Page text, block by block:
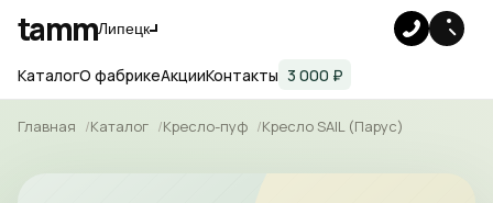
tammЛипецк
КаталогО фабрикеАкцииКонтакты 3 000 ₽
Главная Каталог Кресло-пуф Кресло SAIL (Парус)